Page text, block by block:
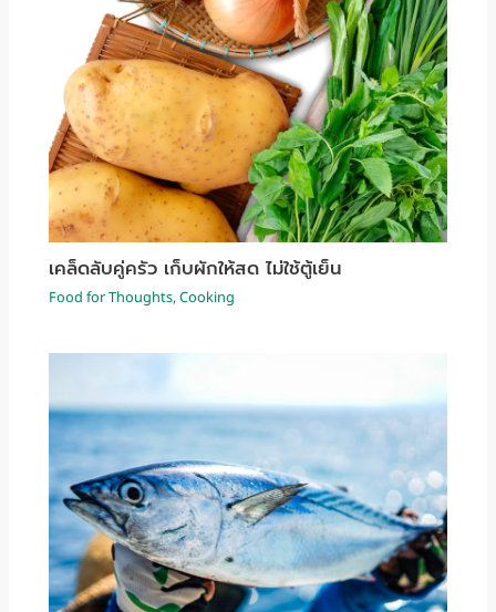
เคล็ดลับคู่ครัว เก็บผักให้สด ไม่ใช้ตู้เย็น
Food for Thoughts,Cooking